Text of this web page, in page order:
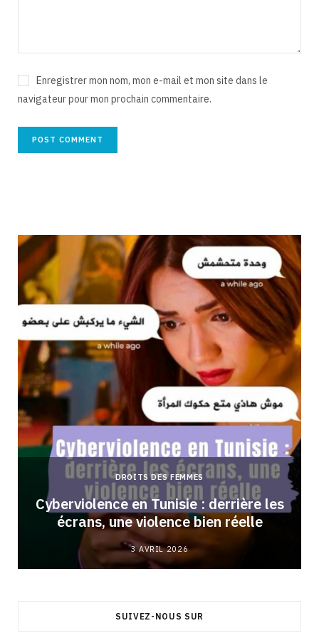
Enregistrer mon nom, mon e-mail et mon site dans le
navigateur pour mon prochain commentaire.
DROITS DES FEMMES
Cyberviolence en Tunisie : derrière les
écrans, une violence bien réelle
3 AVRIL 2026
SUIVEZ-NOUS SUR